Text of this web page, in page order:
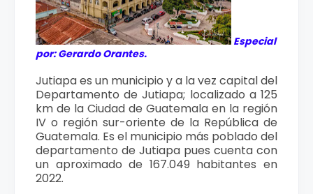
Especial
por: Gerardo Orantes.
Jutiapa es un municipio y a la vez capital del
Departamento de Jutiapa; localizado a 125
km de la Ciudad de Guatemala en la región
IV o región sur-oriente de la República de
Guatemala. Es el municipio más poblado del
departamento de Jutiapa pues cuenta con
un aproximado de 167.049 habitantes en
2022.